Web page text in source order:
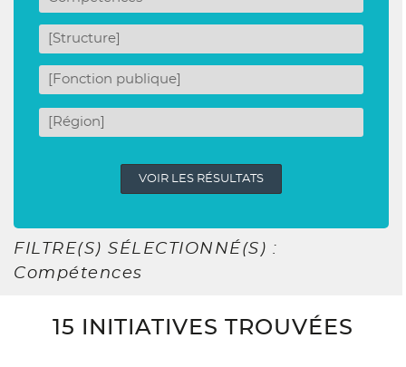
FILTRE(S) SÉLECTIONNÉ(S) :
Compétences
15 INITIATIVES TROUVÉES